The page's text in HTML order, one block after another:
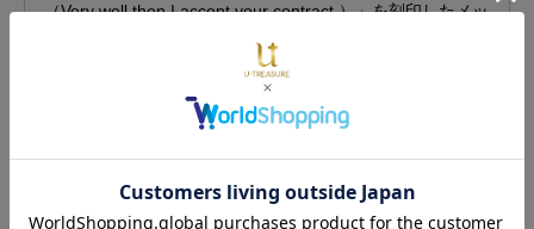
（Very well then I accept your contract.）」を刻印したメッ
C.C.をイメージした宝石 ペリドットをあしらい、内側には
普段のファッションへも取り入れやすいシンプルなデザイ
■発送について